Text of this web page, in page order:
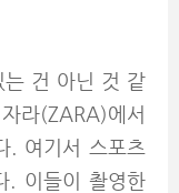
는 건 아닌 것 같
라(ZARA)에서
. 여기서 스포츠
. 이들이 촬영한